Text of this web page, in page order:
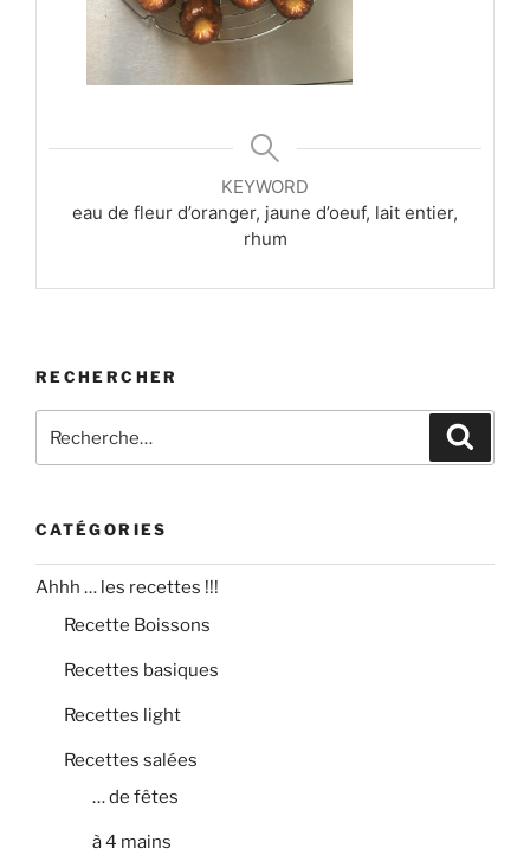
KEYWORD
eau de fleur d’oranger, jaune d’oeuf, lait entier,
rhum
RECHERCHER
pour
CATÉGORIES
Ahhh … les recettes !!!
Recette Boissons
Recettes basiques
Recettes light
Recettes salées
… de fêtes
à 4 mains